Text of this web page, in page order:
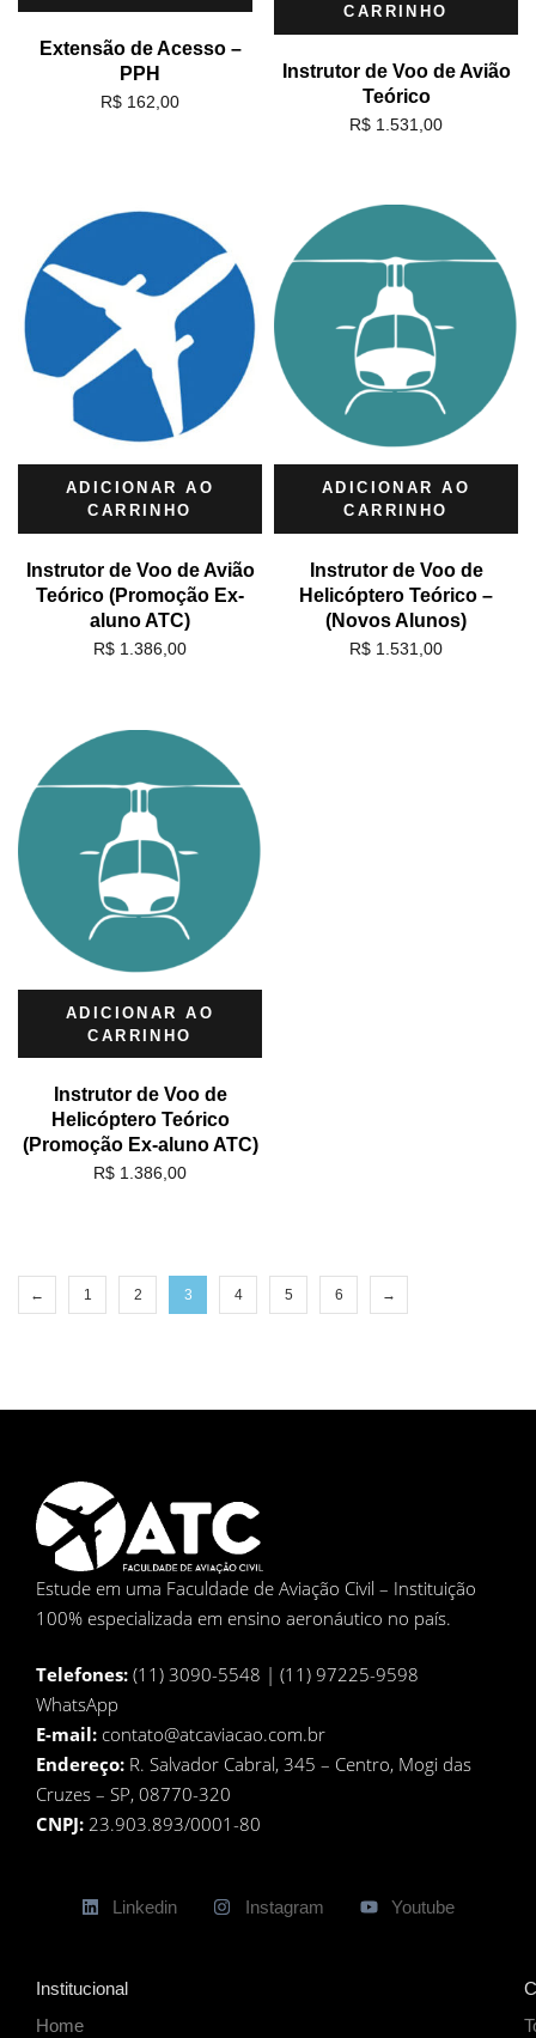
Extensão de Acesso –
PPH
R$ 162,00
CARRINHO
Instrutor de Voo de Avião
Teórico
R$ 1.531,00
ADICIONAR AO
CARRINHO
Instrutor de Voo de Avião
Teórico (Promoção Ex-
aluno ATC)
R$ 1.386,00
ADICIONAR AO
CARRINHO
Instrutor de Voo de
Helicóptero Teórico –
(Novos Alunos)
R$ 1.531,00
ADICIONAR AO
CARRINHO
Instrutor de Voo de
Helicóptero Teórico
(Promoção Ex-aluno ATC)
R$ 1.386,00
← 1 2 3 4 5 6 →
Estude em uma Faculdade de Aviação Civil – Instituição
100% especializada em ensino aeronáutico no país.
Telefones: (11) 3090-5548 | (11) 97225-9598
WhatsApp
E-mail: contato@atcaviacao.com.br
Endereço: R. Salvador Cabral, 345 – Centro, Mogi das
Cruzes – SP, 08770-320
CNPJ: 23.903.893/0001-80
Linkedin Instagram Youtube
Institucional
Home